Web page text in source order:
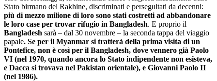
Stato birmano del Rakhine, discriminati e perseguitati da decenni:
più di mezzo milione di loro sono stati costretti ad abbandonare
le loro case per trovar rifugio in Bangladesh. E proprio il
Bangladesh sarà – dal 30 novembre – la seconda tappa del viaggio
papale. Se per il Myanmar si tratterà della prima visita di un
Pontefice, non è così per il Bangladesh, dove vennero già Paolo
VI (nel 1970, quando ancora lo Stato indipendente non esisteva,
e Dacca si trovava nel Pakistan orientale), e Giovanni Paolo II
(nel 1986).